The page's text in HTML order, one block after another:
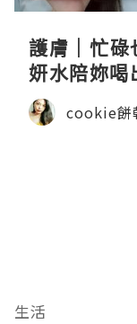
護膚｜忙
妍水陪妳喝
cookie餅
生活